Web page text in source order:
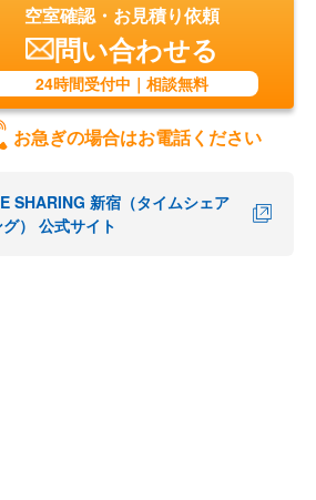
空室確認・お見積り依頼
問い合わせる
24時間受付中｜相談無料
お急ぎの場合はお電話ください
SHARING 新宿（タイムシェア
グ） 公式サイト